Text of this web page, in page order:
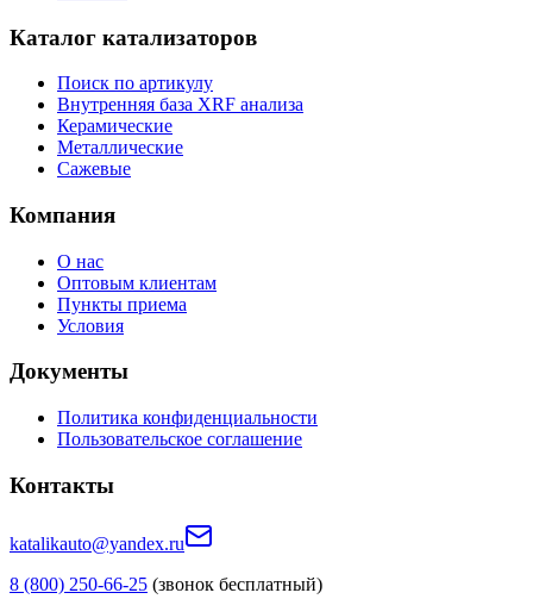
Каталог катализаторов
Поиск по артикулу
Внутренняя база XRF анализа
Керамические
Металлические
Сажевые
Компания
О нас
Оптовым клиентам
Пункты приема
Условия
Документы
Политика конфиденциальности
Пользовательское соглашение
Контакты
katalikauto@yandex.ru
8 (800) 250-66-25 (звонок бесплатный)